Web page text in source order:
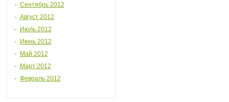
Сентябрь 2012
Август 2012
Июль 2012
Июнь 2012
Май 2012
Март 2012
Февраль 2012